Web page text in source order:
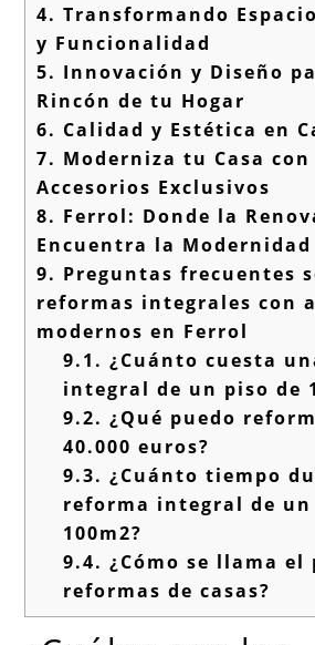
4. Transformando
y Funcionalidad
5. Innovación y Diseño
Rincón de tu Hogar
6. Calidad y Estética en
7. Moderniza tu Casa
Accesorios Exclusivos
8. Ferrol: Donde la
Encuentra la Modernidad
9. Preguntas frecuentes
reformas integrales con
modernos en Ferrol
9.1. ¿Cuánto cuesta
integral de un piso de
9.2. ¿Qué puedo
40.000 euros?
9.3. ¿Cuánto tiempo
reforma integral de un
100m2?
9.4. ¿Cómo se llama el
reformas de casas?